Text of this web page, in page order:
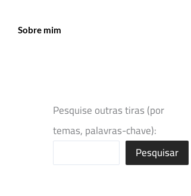
Sobre mim
Pesquise outras tiras (por
temas, palavras-chave):
Pesquisar